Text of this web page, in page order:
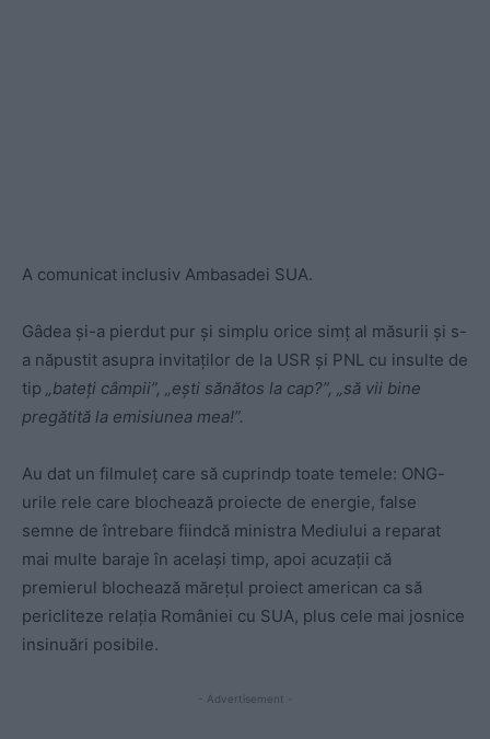
A comunicat inclusiv Ambasadei SUA.
Gâdea și-a pierdut pur și simplu orice simț al măsurii și s-
a năpustit asupra invitaților de la USR și PNL cu insulte de
tip
„bateți câmpii”, „ești sănătos la cap?”, „să vii bine
pregătită la emisiunea mea!”.
Au dat un filmuleț care să cuprindp toate temele: ONG-
urile rele care blochează proiecte de energie, false
semne de întrebare fiindcă ministra Mediului a reparat
mai multe baraje în același timp, apoi acuzații că
premierul blochează mărețul proiect american ca să
pericliteze relația României cu SUA, plus cele mai josnice
insinuări posibile.
- Advertisement -